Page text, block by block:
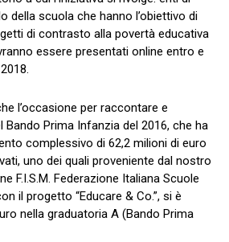
della scuola che hanno l’obiettivo di
di contrasto alla povertà educativa
essere presentati online entro e
l’occasione per raccontare e
Bando Prima Infanzia del 2016, che ha
complessivo di 62,2 milioni di euro
uno dei quali proveniente dal nostro
F.I.S.M. Federazione Italiana Scuole
il progetto “Educare & Co.”, si è
nella graduatoria A (Bando Prima